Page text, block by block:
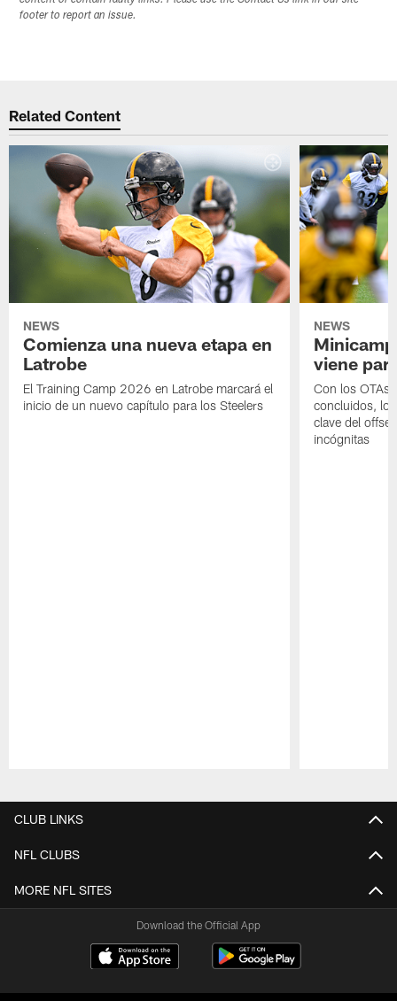
footer to report an issue.
Related Content
NEWS
Comienza una nueva etapa en
Latrobe
El Training Camp 2026 en Latrobe marcará el
inicio de un nuevo capítulo para los Steelers
NEWS
viene
Con los OTAs
concluidos,
clave del
incógnitas
CLUB LINKS
NFL CLUBS
MORE NFL SITES
Download the Official App